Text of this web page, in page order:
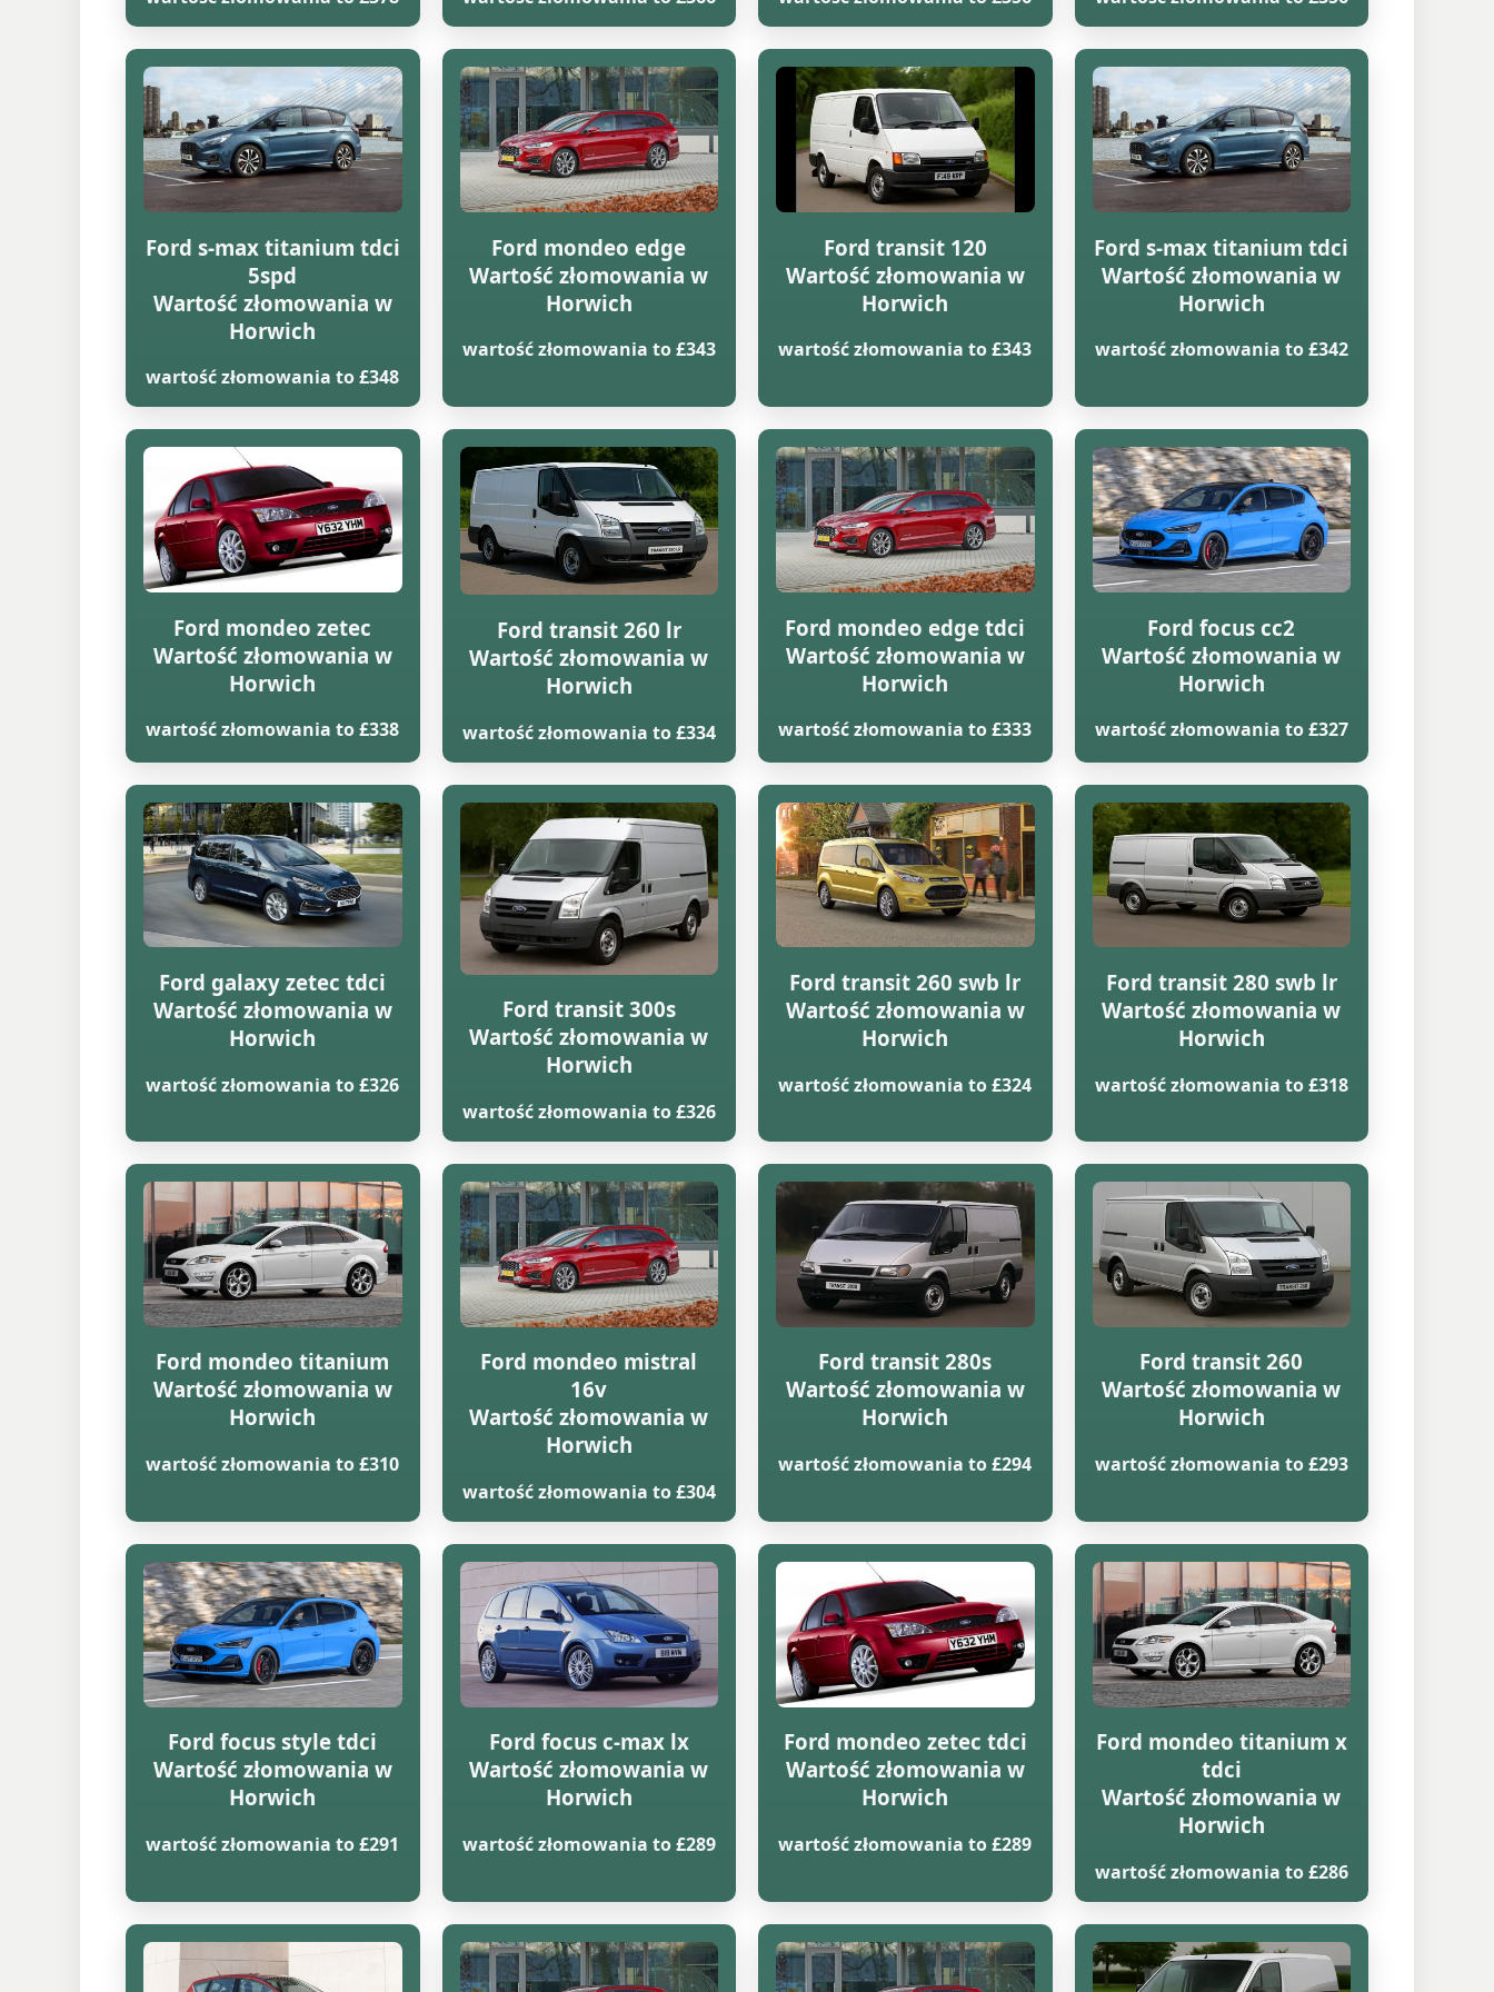
Ford s-max titanium tdci
5spd
Wartość złomowania w
Horwich
wartość złomowania to £348
Ford mondeo edge
Wartość złomowania w
Horwich
wartość złomowania to £343
Ford transit 120
Wartość złomowania w
Horwich
wartość złomowania to £343
Ford s-max titanium tdci
Wartość złomowania w
Horwich
wartość złomowania to £342
Ford mondeo zetec
Wartość złomowania w
Horwich
wartość złomowania to £338
Ford transit 260 lr
Wartość złomowania w
Horwich
wartość złomowania to £334
Ford mondeo edge tdci
Wartość złomowania w
Horwich
wartość złomowania to £333
Ford focus cc2
Wartość złomowania w
Horwich
wartość złomowania to £327
Ford galaxy zetec tdci
Wartość złomowania w
Horwich
wartość złomowania to £326
Ford transit 300s
Wartość złomowania w
Horwich
wartość złomowania to £326
Ford transit 260 swb lr
Wartość złomowania w
Horwich
wartość złomowania to £324
Ford transit 280 swb lr
Wartość złomowania w
Horwich
wartość złomowania to £318
Ford mondeo titanium
Wartość złomowania w
Horwich
wartość złomowania to £310
Ford mondeo mistral
16v
Wartość złomowania w
Horwich
wartość złomowania to £304
Ford transit 280s
Wartość złomowania w
Horwich
wartość złomowania to £294
Ford transit 260
Wartość złomowania w
Horwich
wartość złomowania to £293
Ford focus style tdci
Wartość złomowania w
Horwich
wartość złomowania to £291
Ford focus c-max lx
Wartość złomowania w
Horwich
wartość złomowania to £289
Ford mondeo zetec tdci
Wartość złomowania w
Horwich
wartość złomowania to £289
Ford mondeo titanium x
tdci
Wartość złomowania w
Horwich
wartość złomowania to £286